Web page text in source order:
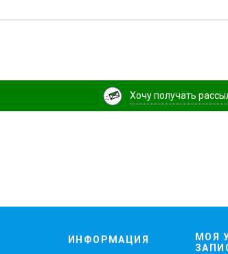
Хочу получать
ИНФОРМАЦИЯ
МОЯ